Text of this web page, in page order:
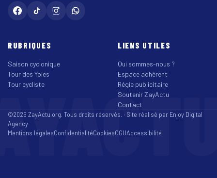
RUBRIQUES
Saison cyclonique
Tour des Yoles
Tour cycliste
LIENS UTILES
Qui sommes-nous ?
Espace adhérent
Régie publicitaire
Soutenir ZayActu
Contact
©2026 ZayActu.org. Tous droits réservés. · Site réalisé par Enjoy Digital
Agency
Mentions légalesConfidentialitéCookiesCGUAccessibilité